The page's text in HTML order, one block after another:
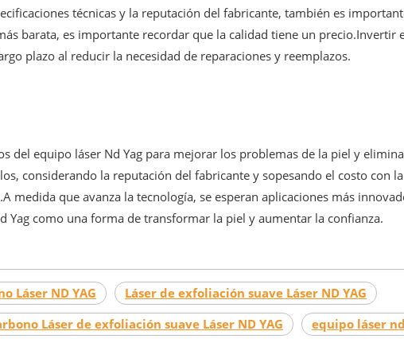
técnicas y la reputación del fabricante, también es
barata, es importante recordar que la calidad tiene un
plazo al reducir la necesidad de reparaciones y reemplazos.
del equipo láser Nd Yag para mejorar los problemas de la piel y
considerando la reputación del fabricante y sopesando el costo con
medida que avanza la tecnología, se esperan aplicaciones más
Yag como una forma de transformar la piel y aumentar la confianza.
Láser ND YAG
Láser de exfoliación suave Láser ND YAG
Láser de exfoliación suave Láser ND YAG
equipo láser